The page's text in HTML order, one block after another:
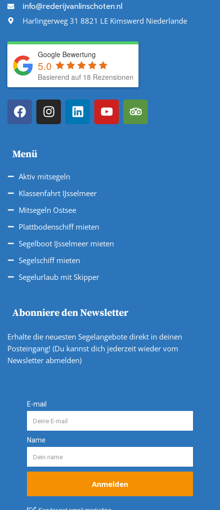
info@rederijvanlinschoten.nl
Harlingerweg 31 8821 LE Kimswerd Niederlande
Google Bewertung
5.0
Basierend auf 18 Rezensionen
Menü
Aktiv mitsegeln
Klassenfahrt IJsselmeer
Mitsegeln Ostsee
Plattbodenschiff mieten
Segelboot IJsselmeer mieten
Segelschiff mieten
Segelurlaub mit Skipper
Abonniere den Newsletter
Erhalte die neuesten Segelangebote direkt in deinen
Posteingang! (Du kannst dich jederzeit wieder vom
Newsletter abmelden)